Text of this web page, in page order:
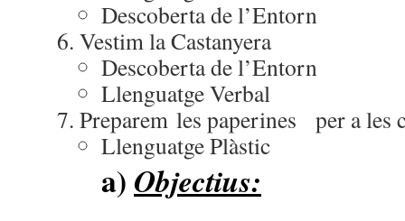
Descoberta de l’Entorn
Vestim la Castanyera
Descoberta de l’Entorn
Llenguatge Verbal
Preparem les paperines per a les
Llenguatge Plàstic
a) Objectius: